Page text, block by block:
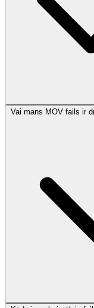
Vai mans MOV fails ir